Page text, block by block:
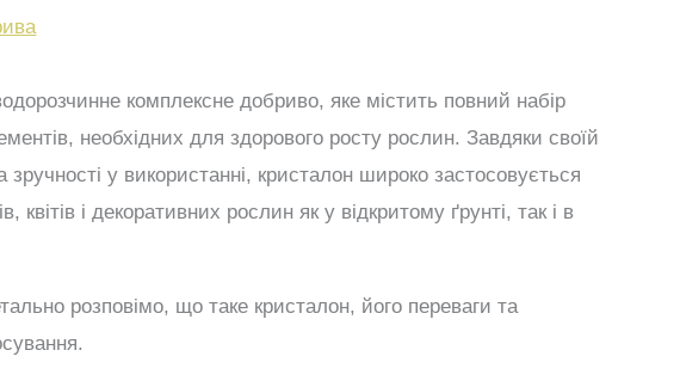
комплексне добриво, яке містить повний набір
необхідних для здорового росту рослин. Завдяки своїй
зручності у використанні, кристалон широко застосовується
квітів і декоративних рослин як у відкритому ґрунті, так і в
розповімо, що таке кристалон, його переваги та